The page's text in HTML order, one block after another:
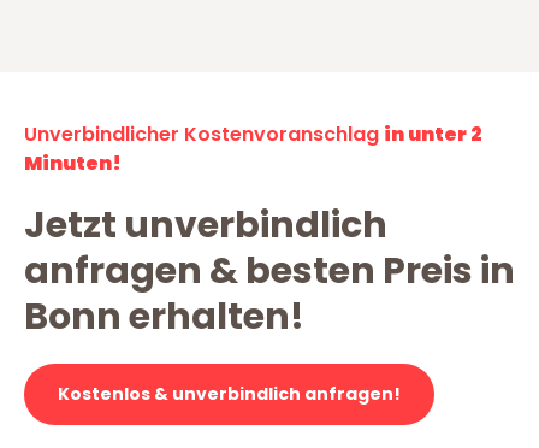
Unverbindlicher Kostenvoranschlag in unter 2
Minuten!
Jetzt unverbindlich
anfragen & besten Preis in
Bonn erhalten!
Kostenlos & unverbindlich anfragen!